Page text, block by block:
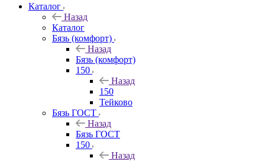
Каталог
Назад
Каталог
Бязь (комфорт)
Назад
Бязь (комфорт)
150
Назад
150
Тейково
Бязь ГОСТ
Назад
Бязь ГОСТ
150
Назад